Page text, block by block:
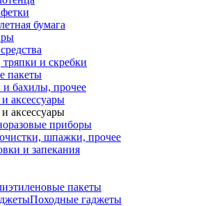
бумага
и скребки
пакеты
и бахилы, прочее
аксессуары
аксессуары
приборы
шпажки, прочее
и запекания
пакеты
Походные гаджеты